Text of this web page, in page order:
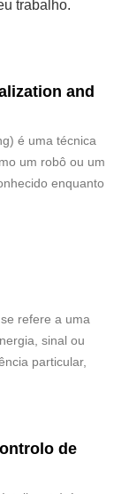
trabalho.
and
é uma técnica
um robô ou um
enquanto
refere a uma
sinal ou
particular,
de